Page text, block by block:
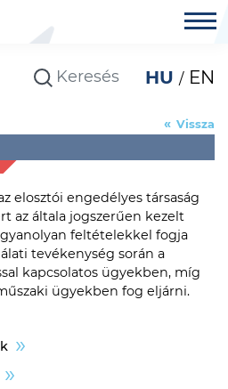
HU EN
Vissza
elosztói engedélyes társaság
az általa jogszerűen kezelt
feltételekkel fogja
tevékenység során a
kapcsolatos ügyekben, míg
ügyekben fog eljárni.